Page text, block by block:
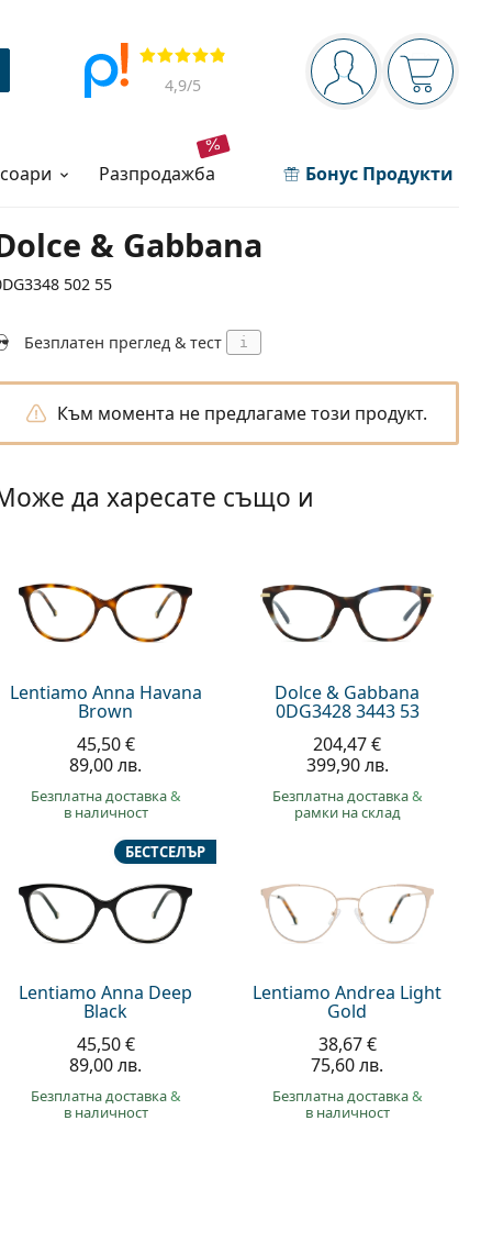
Navigation panel
Вие сте вписани
Прегледи
4,9/5
разпродажба Бонус Продукти
& Gabbana
502 55
Безплатен преглед & тест i
Към момента не предлагаме този продукт.
да харесате също и
Lentiamo Anna Havana
Brown
45,50 €
89,00 лв.
Безплатна доставка&
в наличност
Dolce & Gabbana
0DG3428 3443 53
204,47 €
399,90 лв.
Безплатна доставка&
рамки на склад
Lentiamo Anna Deep
Black
БЕСТСЕЛЪР
45,50 €
89,00 лв.
Безплатна доставка&
в наличност
Lentiamo Andrea Light
Gold
38,67 €
75,60 лв.
Безплатна доставка&
в наличност